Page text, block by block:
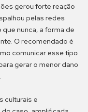
gerou forte reação
pelas redes
nunca, a forma de
O recomendado é
comunicar esse tipo
gerar o menor dano
culturais e